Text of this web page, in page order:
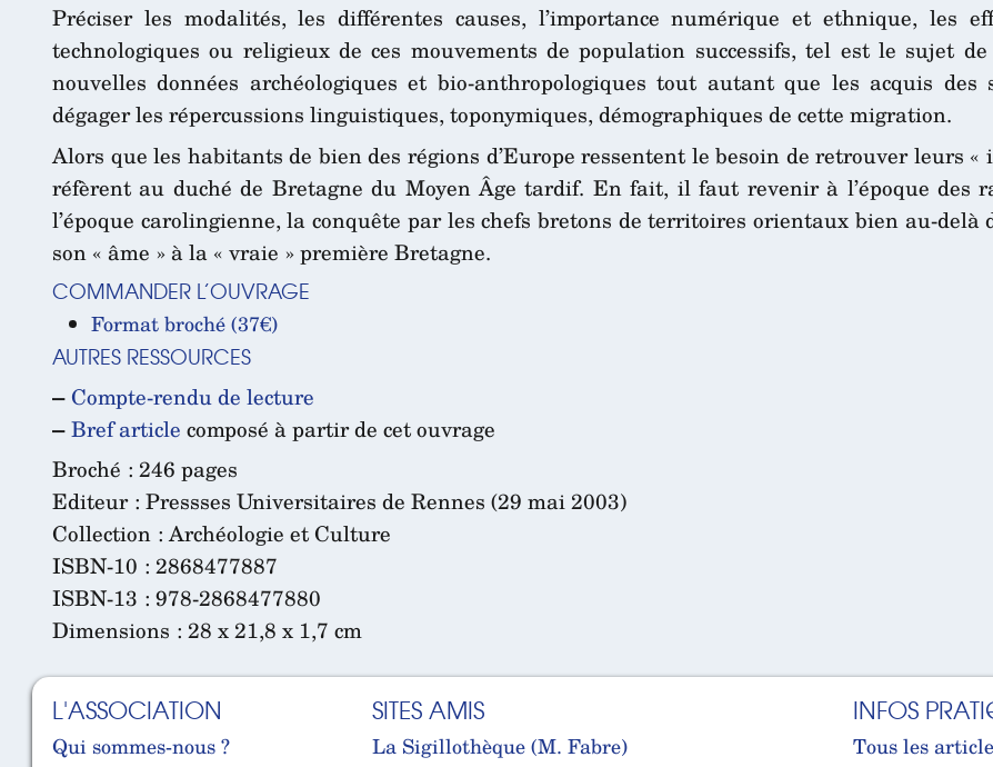
Préciser les modalités, les différentes causes, l’importance numérique et ethnique, les
technologiques ou religieux de ces mouvements de population successifs, tel est le sujet
nouvelles données archéologiques et bio-anthropologiques tout autant que les acquis des
dégager les répercussions linguistiques, toponymiques, démographiques de cette migration.
Alors que les habitants de bien des régions d’Europe ressentent le besoin de retrouver leurs
réfèrent au duché de Bretagne du Moyen Âge tardif. En fait, il faut revenir à l’époque des
l’époque carolingienne, la conquête par les chefs bretons de territoires orientaux bien au-
son « âme » à la « vraie » première Bretagne.
COMMANDER L’OUVRAGE
Format broché (37€)
AUTRES RESSOURCES
– Compte-rendu de lecture
– Bref article composé à partir de cet ouvrage
Broché : 246 pages
Editeur : Pressses Universitaires de Rennes (29 mai 2003)
Collection : Archéologie et Culture
ISBN-10 : 2868477887
ISBN-13 : 978-2868477880
Dimensions : 28 x 21,8 x 1,7 cm
L'ASSOCIATION
Qui sommes-nous ?
SITES AMIS
La Sigillothèque (M. Fabre)
INFOS
Tous les